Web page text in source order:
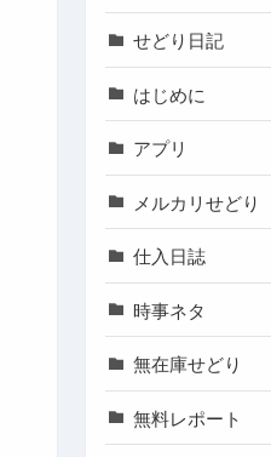
せどり日記
はじめに
アプリ
メルカリせどり
仕入日誌
時事ネタ
無在庫せどり
無料レポート